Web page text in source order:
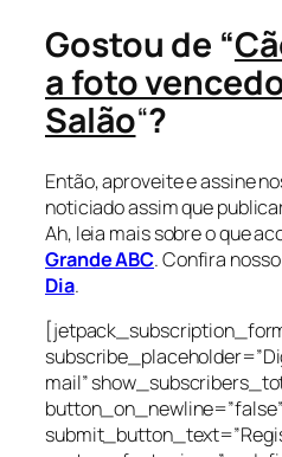
Gostou de “
a foto
Salão“?
Então, aproveite e assine
noticiado assim que
Ah, leia mais sobre o que
Grande ABC. Confira
Dia.
mail”
button_on_newline=”false”